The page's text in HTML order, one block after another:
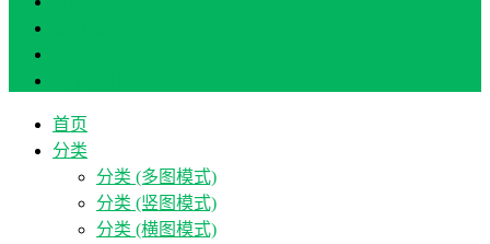
首页
分类
分类 (多图模式)
分类 (竖图模式)
分类 (横图模式)